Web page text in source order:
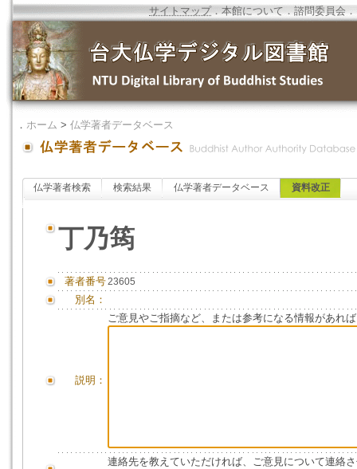
サイトマップ．本館について ．諮問委員会 ．
． ホーム > 仏学著者データベース
仏学著者検索 検索結果 仏学著者データベース 資料改正
丁乃筠
著者番号23605
別名：
説明：
ご意見やご指摘など、または参考になる情報があれ
連絡先を教えていただければ、ご意見について連絡